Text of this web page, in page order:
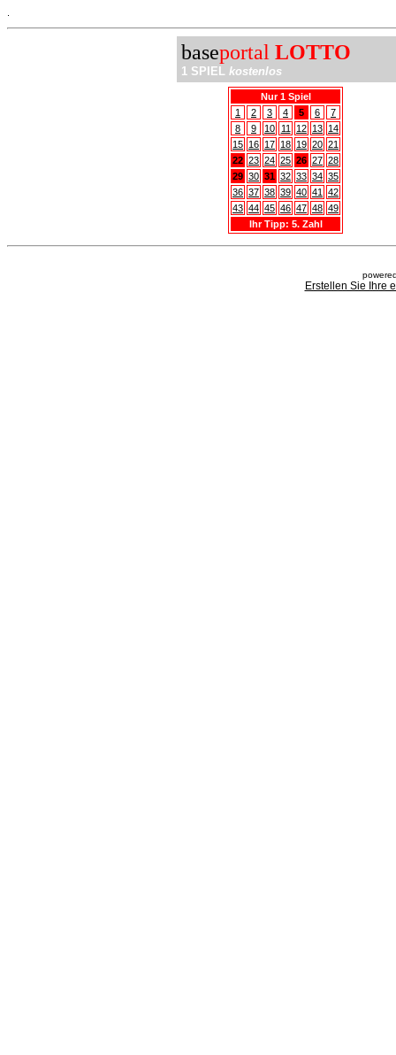
baseportal LOTTO
1 SPIEL kostenlos
Nur 1 Spiel
1
2 3 4 5 6
7
8
9 10 11 12 13 14
15 16 17 18 19 20 21
22 23 24 25 26 27 28
29 30 31 32 33 34 35
36 37 38 39 40 41
42
43 44 45 46 47 48 49
Ihr Tipp: 5. Zahl
Erstellen Sie Ihre